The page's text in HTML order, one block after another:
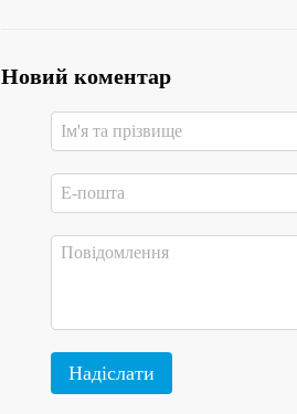
Новий коментар
Надіслати